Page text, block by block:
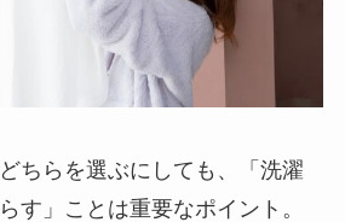
ちらを選ぶにしても、「洗濯
す」ことは重要なポイント。